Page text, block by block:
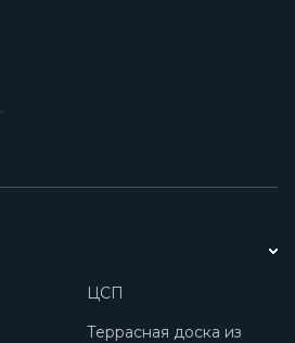
ЦСП
Террасная доска из